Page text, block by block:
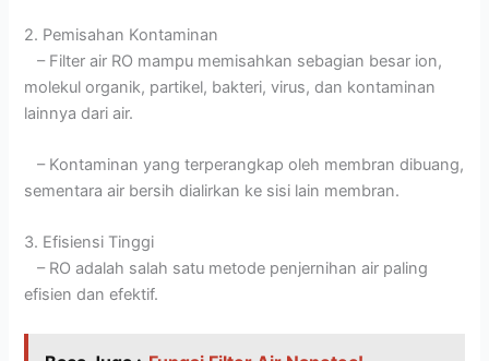
2. Pemisahan Kontaminan
– Filter air RO mampu memisahkan sebagian besar ion,
molekul organik, partikel, bakteri, virus, dan kontaminan
lainnya dari air.
– Kontaminan yang terperangkap oleh membran dibuang,
sementara air bersih dialirkan ke sisi lain membran.
3. Efisiensi Tinggi
– RO adalah salah satu metode penjernihan air paling
efisien dan efektif.